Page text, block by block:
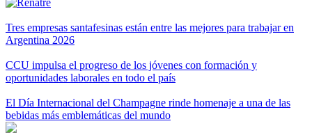
Tres empresas santafesinas están entre las mejores para trabajar en
Argentina 2026
CCU impulsa el progreso de los jóvenes con formación y
oportunidades laborales en todo el país
El Día Internacional del Champagne rinde homenaje a una de las
bebidas más emblemáticas del mundo